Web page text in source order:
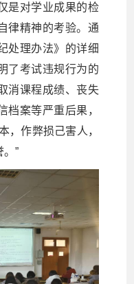
是对学业成果的检
律精神的考验。通
处理办法》的详细
了考试违规行为的
消课程成绩、丧失
档案等严重后果，
，作弊损己害人，
”